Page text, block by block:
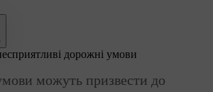
дорожні умови
можуть призвести до